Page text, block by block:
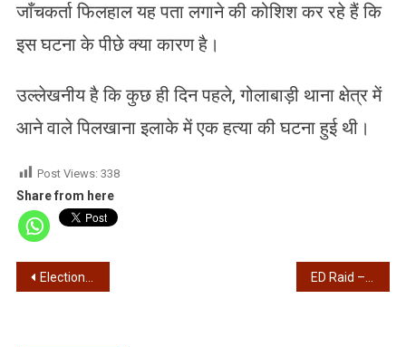
जाँचकर्ता फिलहाल यह पता लगाने की कोशिश कर रहे हैं कि
इस घटना के पीछे क्या कारण है।
उल्लेखनीय है कि कुछ ही दिन पहले, गोलाबाड़ी थाना क्षेत्र में
आने वाले पिलखाना इलाके में एक हत्या की घटना हुई थी।
Post Views: 338
Share from here
Post
Election – सीईओ दफ्तर के बाहर भाजपा और तृणमूल आमने सामने, स्थिति तनावपूर्ण, फॉर्म 6…